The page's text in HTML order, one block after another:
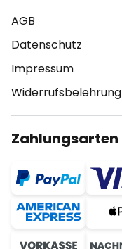
AGB
Datenschutz
Impressum
Widerrufsbelehrung
Zahlungsarten